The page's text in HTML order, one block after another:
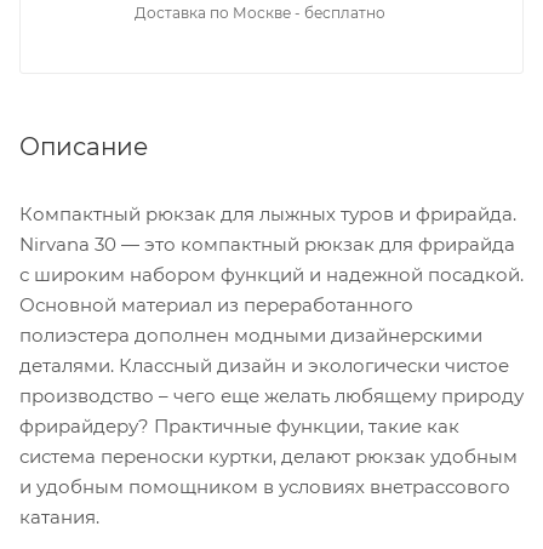
Доставка по Москве - бесплатно
Описание
Компактный рюкзак для лыжных туров и фрирайда.
Nirvana 30 — это компактный рюкзак для фрирайда
с широким набором функций и надежной посадкой.
Основной материал из переработанного
полиэстера дополнен модными дизайнерскими
деталями. Классный дизайн и экологически чистое
производство – чего еще желать любящему природу
фрирайдеру? Практичные функции, такие как
система переноски куртки, делают рюкзак удобным
и удобным помощником в условиях внетрассового
катания.